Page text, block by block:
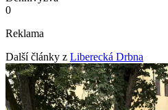
0
Reklama
Další články z Liberecká Drbna